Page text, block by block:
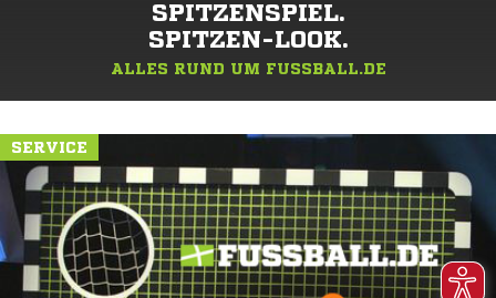
SPITZENSPIEL.
SPITZEN-LOOK.
ALLES RUND UM FUSSBALL.DE
SERVICE